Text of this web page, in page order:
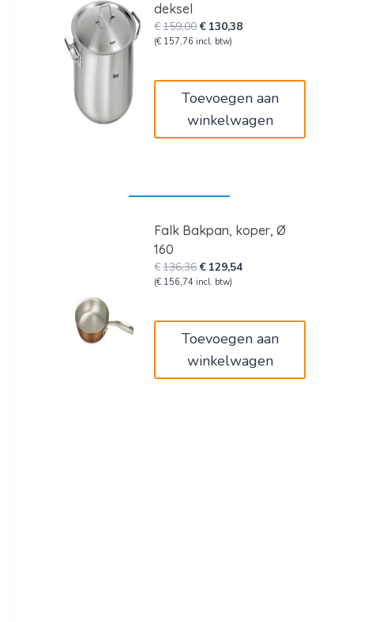
deksel
€159,00Oorspronkelijke
prijs
€ 130,38Huidige
(€ 157,76 incl. btw)
Toevoegen aan
winkelwagen
Falk Bakpan, koper, Ø
160
€136,36Oorspronkelijke
prijs
€ 129,54Huidige
(€ 156,74 incl. btw)
Toevoegen aan
winkelwagen